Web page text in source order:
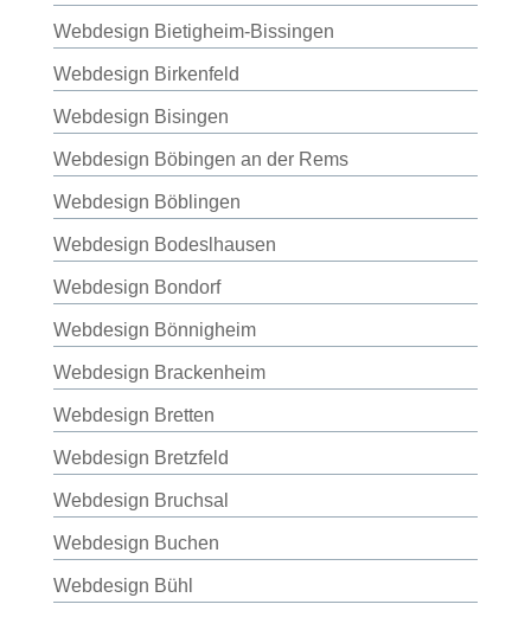
Webdesign Bietigheim-Bissingen
Webdesign Birkenfeld
Webdesign Bisingen
Webdesign Böbingen an der Rems
Webdesign Böblingen
Webdesign Bodeslhausen
Webdesign Bondorf
Webdesign Bönnigheim
Webdesign Brackenheim
Webdesign Bretten
Webdesign Bretzfeld
Webdesign Bruchsal
Webdesign Buchen
Webdesign Bühl